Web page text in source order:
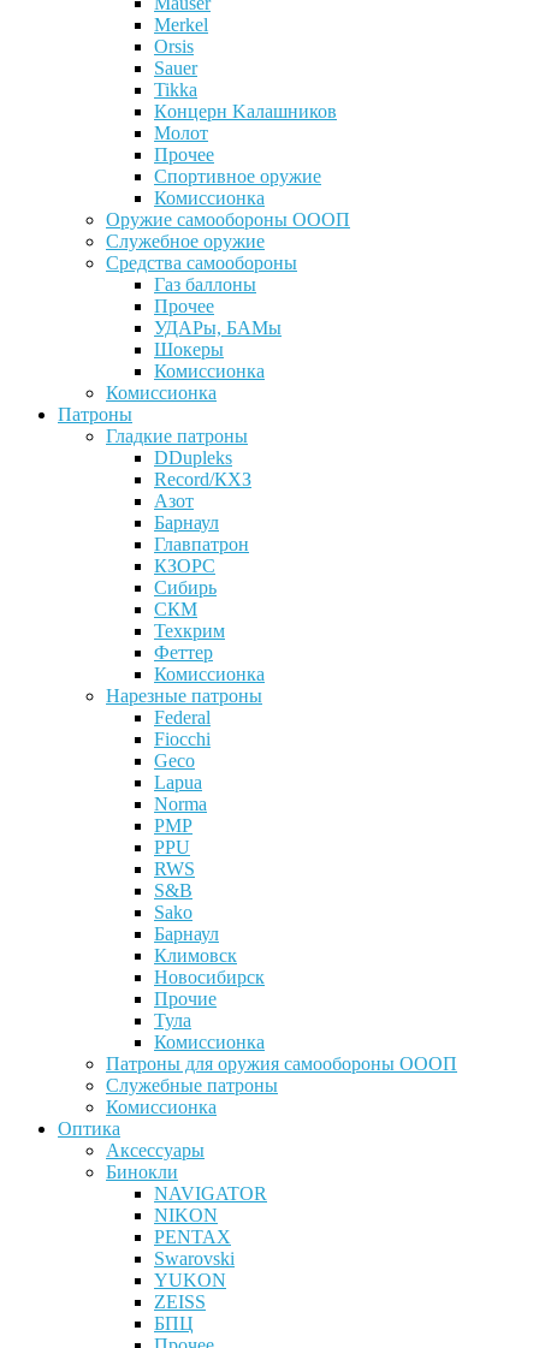
Merkel
Orsis
Sauer
Tikka
Кoнцеpн Kалашников
Молот
Прочее
Спортивное оружие
Комиссионка
Оружие самообороны ОООП
Служебное оружие
Средства самообороны
Газ баллоны
Прочее
УДАРы, БАМы
Шокеры
Комиссионка
Комиссионка
Патроны
Гладкие патроны
DDupleks
Record/КХЗ
Азот
Барнаул
Главпатрон
КЗОРС
Сибирь
СКМ
Техкрим
Феттер
Комиссионка
Нарезные патроны
Federal
Fiocchi
Geco
Lapua
Norma
PMP
PPU
RWS
S&B
Sako
Барнаул
Климовск
Новосибирск
Прочие
Тула
Комиссионка
Патроны для оружия самообороны ОООП
Служебные патроны
Комиссионка
Оптика
Аксессуары
Бинокли
NAVIGATOR
NIKON
PENTAX
Swarovski
YUKON
ZEISS
БПЦ